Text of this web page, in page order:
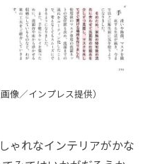
像／インプレス提供）
ゃれなインテリアがかな